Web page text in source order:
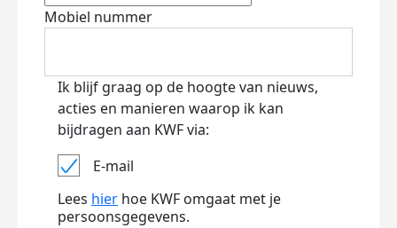
Mobiel nummer
Ik blijf graag op de hoogte van nieuws,
acties en manieren waarop ik kan
bijdragen aan KWF via:
E-mail
Lees hier hoe KWF omgaat met je
persoonsgegevens.